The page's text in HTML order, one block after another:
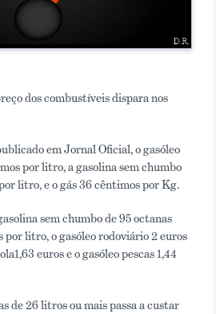
dos combustíveis dispara nos
em Jornal Oficial, o gasóleo
por litro, a gasolina sem chumbo
litro, e o gás 36 cêntimos por Kg.
sem chumbo de 95 octanas
por litro, o gasóleo rodoviário 2 euros
euros e o gasóleo pescas 1,44
de 26 litros ou mais passa a custar